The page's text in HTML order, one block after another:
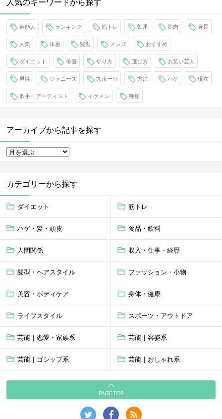
芸能人 ランキング 筋トレ 効果 筋肉 身長
人気 体重 髪型 メンズ おすすめ
ダイエット 俳優 やり方 選び方 お笑い芸人
男性 ジャニーズ スポーツ 方法 ハゲ 現在
歌手・アーティスト イケメン 種類
アーカイブから記事を探す
カテゴリーから探す
ダイエット 筋トレ
ハゲ・髪・頭皮 食品・飲料
人間関係 収入・仕事・経歴
髪型・ヘアスタイル ファッション・小物
美容・ボディケア 身体・健康
ライフスタイル スポーツ・アウトドア
芸能｜恋愛・家族系 芸能｜容姿系
芸能｜ゴシップ系 芸能｜おしゃれ系
PAGE TOP